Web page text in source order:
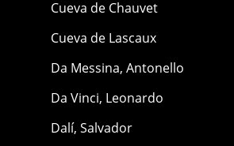
Cueva de Chauvet
Cueva de Lascaux
Da Messina, Antonello
Da Vinci, Leonardo
Dalí, Salvador